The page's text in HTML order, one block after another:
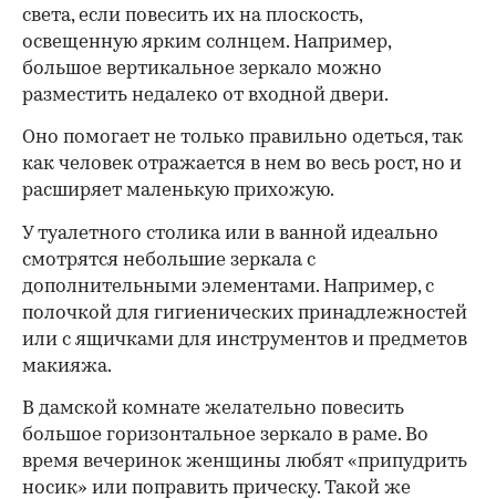
света, если повесить их на плоскость,
освещенную ярким солнцем. Например,
большое вертикальное зеркало можно
разместить недалеко от входной двери.
Оно помогает не только правильно одеться, так
как человек отражается в нем во весь рост, но и
расширяет маленькую прихожую.
У туалетного столика или в ванной идеально
смотрятся небольшие зеркала с
дополнительными элементами. Например, с
полочкой для гигиенических принадлежностей
или с ящичками для инструментов и предметов
макияжа.
В дамской комнате желательно повесить
большое горизонтальное зеркало в раме. Во
время вечеринок женщины любят «припудрить
носик» или поправить прическу. Такой же